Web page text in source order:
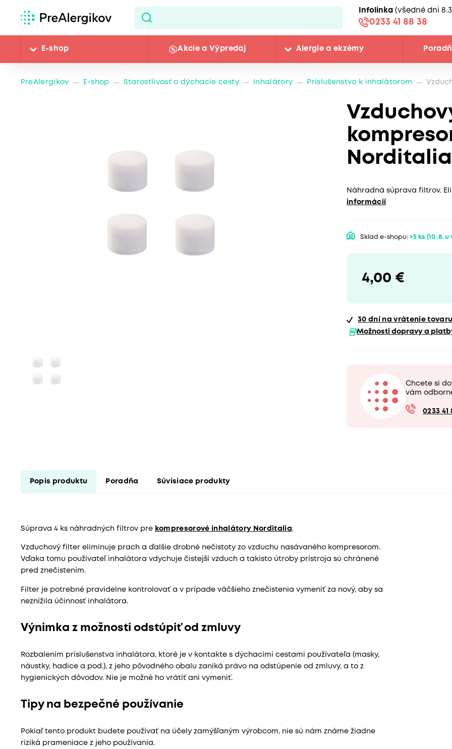
Infolinka (všedné dni
0233 41 88 38
E-shop Akcie a Výpredaj Alergie a ekzémy
PreAlergikov E-shop Starostlivosť o dýchacie cesty Inhalátory Príslušenstvo k inhalátorom
Norditalia
Náhradná súprava filtrov.
informácií
Sklad e-shopu: >5 ks (10. 8. u
4,00 €
30 dní na vrátenie tovaru
Možnosti dopravy a
Chcete si
vám
0233 41
Popis produktu Poradňa Súvisiace produkty
Súprava 4 ks náhradných filtrov pre kompresorové inhalátory Norditalia.
Vzduchový filter eliminuje prach a ďalšie drobné nečistoty zo vzduchu nasávaného kompresorom.
Vďaka tomu používateľ inhalátora vdychuje čistejší vzduch a takisto útroby prístroja sú chránené
pred znečistením.
Filter je potrebné pravidelne kontrolovať a v prípade väčšieho znečistenia vymeniť za nový, aby sa
neznížila účinnosť inhalátora.
Výnimka z možnosti odstúpiť od zmluvy
Rozbalením príslušenstva inhalátora, ktoré je v kontakte s dýchacími cestami používateľa (masky,
náustky, hadice a pod.), z jeho pôvodného obalu zaniká právo na odstúpenie od zmluvy, a to z
hygienických dôvodov. Nie je možné ho vrátiť ani vymeniť.
Tipy na bezpečné používanie
Pokiaľ tento produkt budete používať na účely zamýšľaným výrobcom, nie sú nám známe žiadne
riziká prameniace z jeho používania.